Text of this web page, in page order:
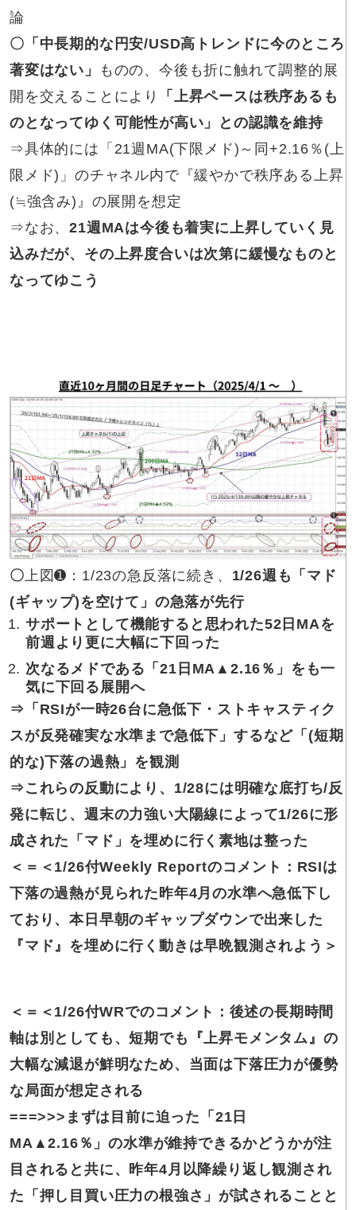
論
〇「中長期的な 円安/USD高トレンドに今のところ
著変はない」
ものの、今後も折に触れて調整的展
開を交えることにより
「上昇ペースは秩序あるも
のとなってゆく可能性が高い」との認識を維持
⇒具体的には「21週MA(下限メド)～同+2.16％(上
限メド)」のチャネル内で『緩やかで秩序ある上昇
(≒強含み)』の展開を想定
⇒なお、21週MAは今後も着実に上昇していく見
込みだが、その上昇度合いは次第に緩慢なものと
なってゆこう
〇 上図➊：1/23の急反落に続き、 1/26週も「マド
(ギャップ)を空けて」の急落が先行
サポート として機能すると思われた52日MAを
前週より更に大幅に下回った
次なる メドである「21日MA▲2.16％」をも一
気に下回る展開へ
⇒「RSIが一時26台に急低下・ストキャスティク
スが反発確実な水準まで急低下」するなど「(短期
的な)下落の過熱」を観測
⇒これらの反動により、1/28には明確な底打ち/反
発に転じ、 週末の力強い大陽線によって1/26に形
成された「マド」を埋めに行く素地は整った
＜＝＜1/26付Weekly Reportのコメント：RSIは
下落の過熱が見られた昨年4月の水準へ急低下し
ており、本日早朝のギャップダウンで出来した
『マド』を埋めに行く動きは早晩観測されよう ＞
＜＝＜1/26付WRでのコメント：後述の長期時間
軸は別としても、短期でも『上昇モメンタム』の
大幅な減退が鮮明なため、当面は下落圧力が優勢
な局面が想定される
===>>>まずは 目前に迫った「21日
MA▲2.16％」の水準が維持できるかどうかが注
目されると共に、昨年4月以降繰り返し観測され
た「押し目買い圧力の根強さ」が試されることと